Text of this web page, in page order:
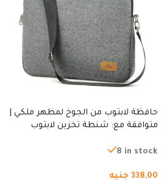
حافظة لابتوب من الجوخ لمظهر ملكي |
متوافقة مع: شنطة تخزين لابتوب
من الجوخ لجهاز نوت بوك والتابلت،
8 in stock
338,00 جنيه